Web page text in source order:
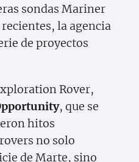
sondas Mariner
la agencia
de proyectos
Rover,
, que se
hitos
no solo
de Marte, sino